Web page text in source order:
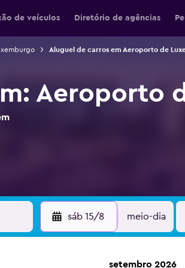
de veículos Diretório de agências
Aluguel de carros em Aeroporto de
Aeroporto
sáb 15/8 meio-dia
setembro 2026